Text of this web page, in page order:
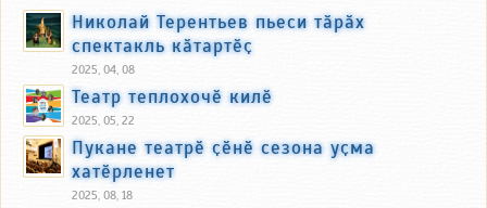
Николай Терентьев пьеси тӑрӑх
спектакль кӑтартӗҫ
2025, 04, 08
Театр теплохочӗ килӗ
2025, 05, 22
Пукане театрӗ ҫӗнӗ сезона уҫма
хатӗрленет
2025, 08, 18